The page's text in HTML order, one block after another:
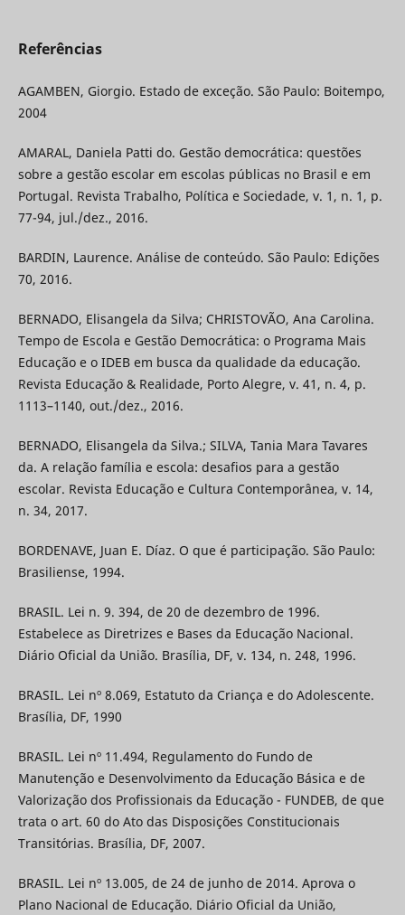
Referências
AGAMBEN, Giorgio. Estado de exceção. São Paulo: Boitempo,
2004
AMARAL, Daniela Patti do. Gestão democrática: questões
sobre a gestão escolar em escolas públicas no Brasil e em
Portugal. Revista Trabalho, Política e Sociedade, v. 1, n. 1, p.
77-94, jul./dez., 2016.
BARDIN, Laurence. Análise de conteúdo. São Paulo: Edições
70, 2016.
BERNADO, Elisangela da Silva; CHRISTOVÃO, Ana Carolina.
Tempo de Escola e Gestão Democrática: o Programa Mais
Educação e o IDEB em busca da qualidade da educação.
Revista Educação & Realidade, Porto Alegre, v. 41, n. 4, p.
1113–1140, out./dez., 2016.
BERNADO, Elisangela da Silva.; SILVA, Tania Mara Tavares
da. A relação família e escola: desafios para a gestão
escolar. Revista Educação e Cultura Contemporânea, v. 14,
n. 34, 2017.
BORDENAVE, Juan E. Díaz. O que é participação. São Paulo:
Brasiliense, 1994.
BRASIL. Lei n. 9. 394, de 20 de dezembro de 1996.
Estabelece as Diretrizes e Bases da Educação Nacional.
Diário Oficial da União. Brasília, DF, v. 134, n. 248, 1996.
BRASIL. Lei nº 8.069, Estatuto da Criança e do Adolescente.
Brasília, DF, 1990
BRASIL. Lei nº 11.494, Regulamento do Fundo de
Manutenção e Desenvolvimento da Educação Básica e de
Valorização dos Profissionais da Educação - FUNDEB, de que
trata o art. 60 do Ato das Disposições Constitucionais
Transitórias. Brasília, DF, 2007.
BRASIL. Lei nº 13.005, de 24 de junho de 2014. Aprova o
Plano Nacional de Educação. Diário Oficial da União,